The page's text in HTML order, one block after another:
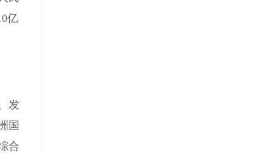
亿
发
国
合